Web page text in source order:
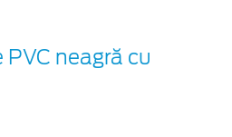
neagră cu